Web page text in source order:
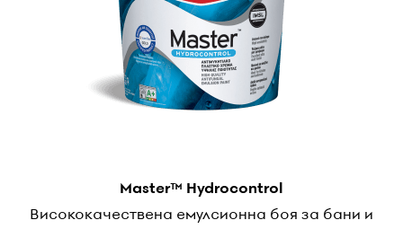
Master™ Hydrocontrol
Висококачествена емулсионна боя за бани и